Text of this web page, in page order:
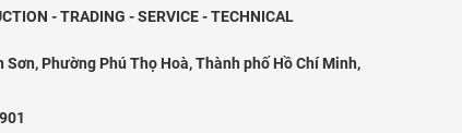
- TRADING - SERVICE - TECHNICAL
Sơn, Phường Phú Thọ Hoà, Thành phố Hồ Chí Minh,